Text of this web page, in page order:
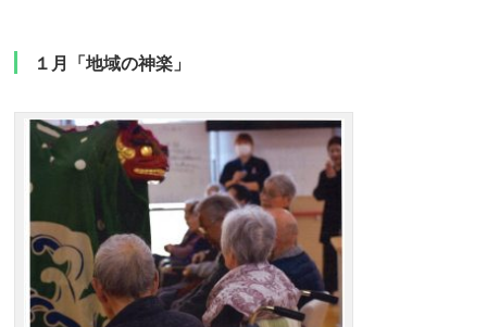
１月「地域の神楽」